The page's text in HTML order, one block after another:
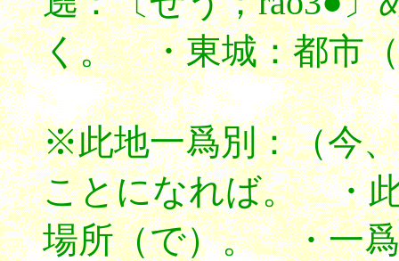
く。 ・東城：都市
※此地一爲別：（今
ことになれば。 ・
場所（で）。 ・一